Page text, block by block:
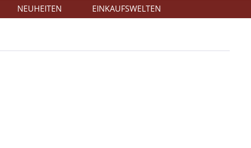
NEUHEITEN EINKAUFSWELTEN